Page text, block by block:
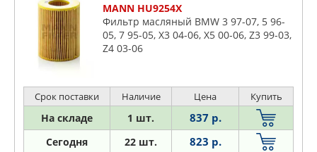
UFI
VAG
VALEO
VALEO PHC
VIC
VIKA
VOLVO
WEEN
MANN HU9254X
Фильтр масляный BMW 3 97-07, 5 96-
05, 7 95-05, X3 04-06, X5 00-06, Z3 99-03,
Z4 03-06
Срок поставки Наличие Цена Купить
На складе 1 шт. 837 р.
Сегодня 22 шт. 823 р.